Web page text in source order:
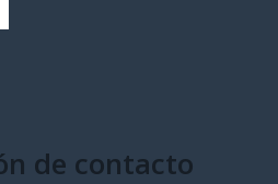
de contacto